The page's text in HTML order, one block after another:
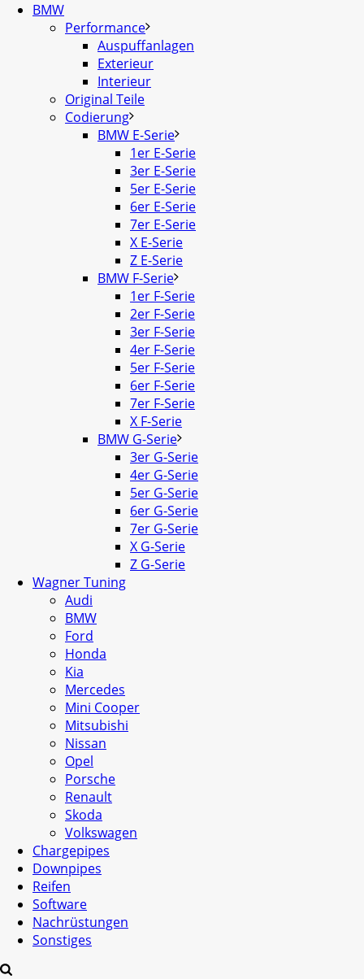
BMW
Performance
Auspuffanlagen
Exterieur
Interieur
Original Teile
Codierung
BMW E-Serie
1er E-Serie
3er E-Serie
5er E-Serie
6er E-Serie
7er E-Serie
X E-Serie
Z E-Serie
BMW F-Serie
1er F-Serie
2er F-Serie
3er F-Serie
4er F-Serie
5er F-Serie
6er F-Serie
7er F-Serie
X F-Serie
BMW G-Serie
3er G-Serie
4er G-Serie
5er G-Serie
6er G-Serie
7er G-Serie
X G-Serie
Z G-Serie
Wagner Tuning
Audi
BMW
Ford
Honda
Kia
Mercedes
Mini Cooper
Mitsubishi
Nissan
Opel
Porsche
Renault
Skoda
Volkswagen
Chargepipes
Downpipes
Reifen
Software
Nachrüstungen
Sonstiges